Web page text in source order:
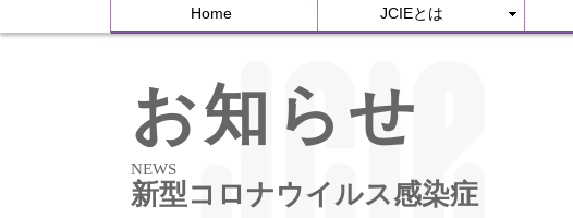
Home JCIEとは
お知らせ
NEWS
新型コロナウイルス感染症